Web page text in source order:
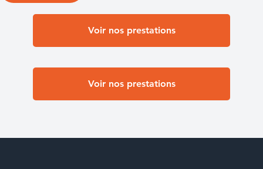
Voir nos prestations
Voir nos prestations